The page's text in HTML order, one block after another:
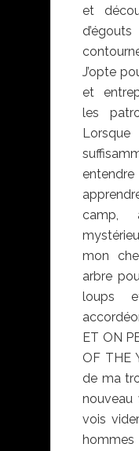
et
J’opte
et
les
camp,
mon
arbre
loups
ET ON
OF THE
de ma
vois